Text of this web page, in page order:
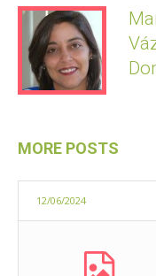
MORE POSTS
12/06/2024